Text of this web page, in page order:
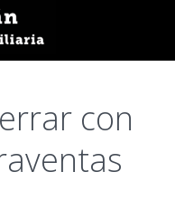
con